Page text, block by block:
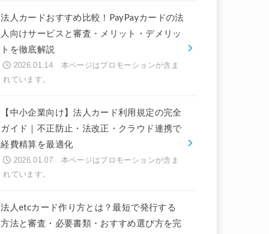
法人カードおすすめ比較！PayPayカードの法
人向けサービスと審査・メリット・デメリッ
トを徹底解説
2026.01.14
【中小企業向け】法人カード利用規定の完全
ガイド｜不正防止・法改正・クラウド連携で
経費精算を最適化
2026.01.07
法人etcカード作り方とは？最短で発行する
方法と審査・必要書類・おすすめ選び方を完